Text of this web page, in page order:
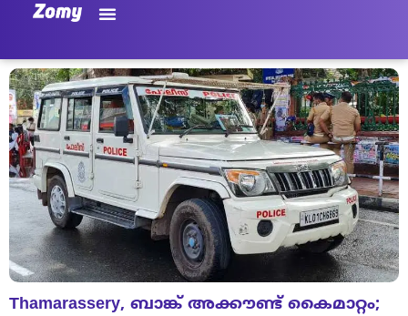
Thamarassery, ബാങ്ക് അക്കൗണ്ട് കൈമാറ്റം;